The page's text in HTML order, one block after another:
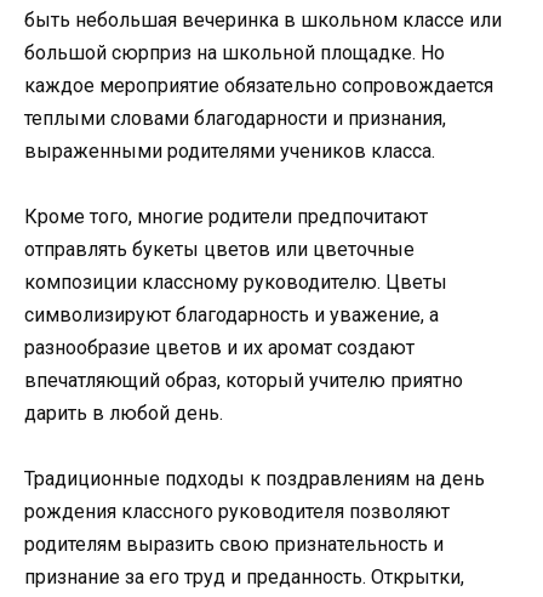
быть небольшая вечеринка в школьном классе или
большой сюрприз на школьной площадке. Но
каждое мероприятие обязательно сопровождается
теплыми словами благодарности и признания,
выраженными родителями учеников класса.
Кроме того, многие родители предпочитают
отправлять букеты цветов или цветочные
композиции классному руководителю. Цветы
символизируют благодарность и уважение, а
разнообразие цветов и их аромат создают
впечатляющий образ, который учителю приятно
дарить в любой день.
Традиционные подходы к поздравлениям на день
рождения классного руководителя позволяют
родителям выразить свою признательность и
признание за его труд и преданность. Открытки,